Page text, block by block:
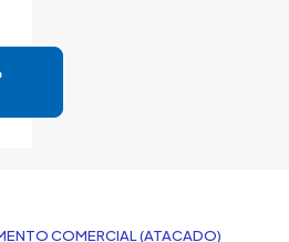
COMERCIAL (ATACADO)